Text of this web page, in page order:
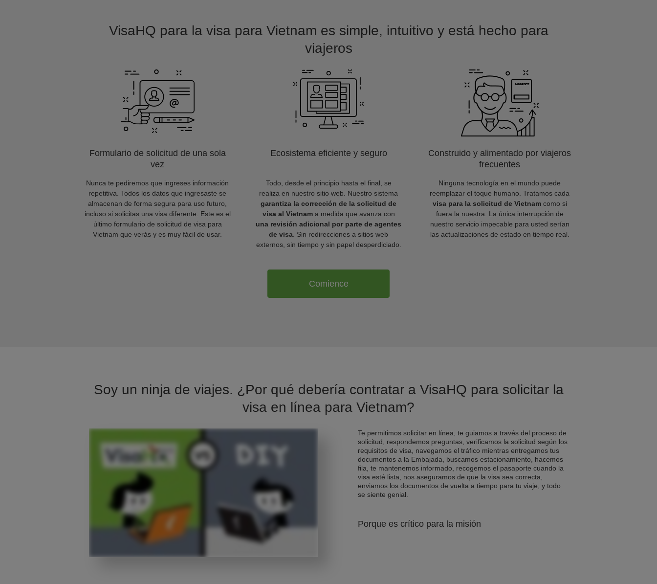
VisaHQ para la visa para Vietnam es simple, intuitivo y está hecho para
viajeros
Formulario de solicitud de una sola
vez
Nunca te pediremos que ingreses información
repetitiva. Todos los datos que ingresaste se
almacenan de forma segura para uso futuro,
incluso si solicitas una visa diferente. Este es el
último formulario de solicitud de visa para
Vietnam que verás y es muy fácil de usar.
Ecosistema eficiente y seguro
Todo, desde el principio hasta el final, se
realiza en nuestro sitio web. Nuestro sistema
garantiza la corrección de la solicitud de
visa al Vietnama medida que avanza con
una revisión adicional por parte de agentes
de visa . Sin redirecciones a sitios web
externos, sin tiempo y sin papel desperdiciado.
Construido y alimentado por viajeros
frecuentes
Ninguna tecnología en el mundo puede
reemplazar el toque humano. Tratamos cada
visa para la solicitud de Vietnamcomo si
fuera la nuestra. La única interrupción de
nuestro servicio impecable para usted serían
las actualizaciones de estado en tiempo real.
Comience
Soy un ninja de viajes. ¿Por qué debería contratar a VisaHQ para solicitar la
visa en línea para Vietnam?
Te permitimos solicitar en línea, te guiamos a través del proceso de
solicitud, respondemos preguntas, verificamos la solicitud según los
requisitos de visa, navegamos el tráfico mientras entregamos tus
documentos a la Embajada, buscamos estacionamiento, hacemos
fila, te mantenemos informado, recogemos el pasaporte cuando la
visa esté lista, nos aseguramos de que la visa sea correcta,
enviamos los documentos de vuelta a tiempo para tu viaje, y todo
se siente genial.
Porque es crítico para la misión